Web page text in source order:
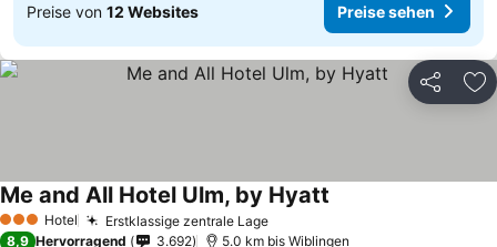
Preise von 12 Websites Preise sehen
Teilen
3 SterneHotel Erstklassige zentrale LagePreise sehen
Me and All Hotel Ulm, by Hyatt
8,9 Hervorragend 3.692 5.0 km bis Wiblingen